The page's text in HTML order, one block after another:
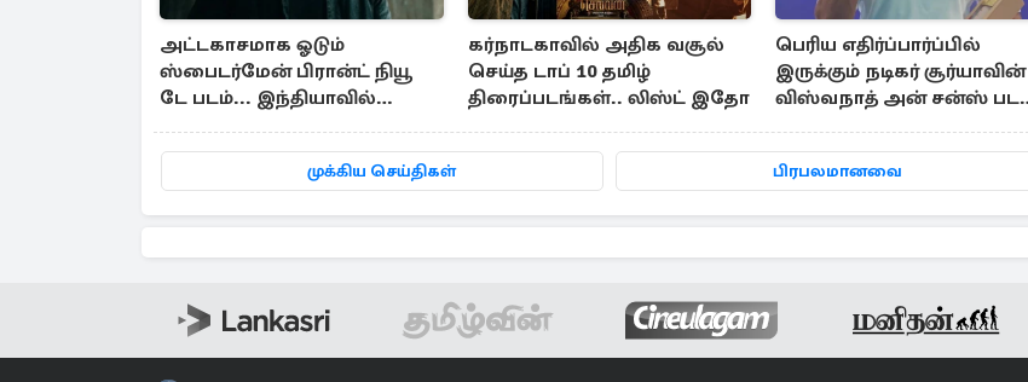
அட்டகாசமாக ஓடும்
ஸ்பைடர்மேன் பிரான்ட் நியூ
டே படம்... இந்தியாவில்
கர்நாடகாவில் அதிக வசூல்
செய்த டாப் 10 தமிழ்
திரைப்படங்கள்.. லிஸ்ட் இதோ
பெரிய எதிர்ப்பார்ப்பில்
இருக்கும் நடிகர் சூர்யாவின்
விஸ்வநாத் அன் சன்ஸ் பட
முக்கிய செய்திகள் பிரபலமானவை